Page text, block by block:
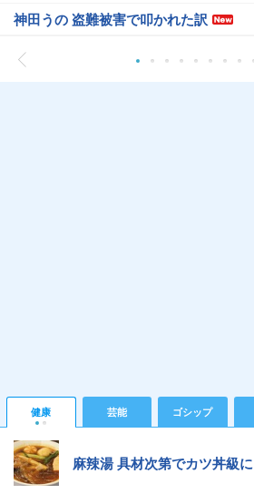
神田うの 盗難被害で叩かれた訳
健康 芸能 ゴシップ
麻辣湯 具材次第でカツ丼級に